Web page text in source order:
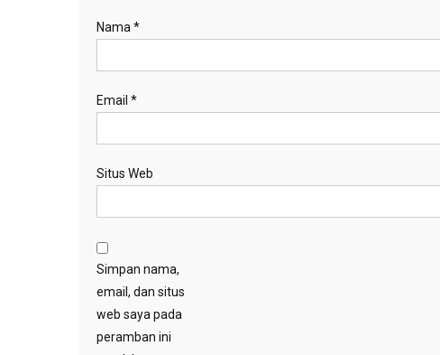
Nama *
Email *
Situs Web
Simpan nama,
email, dan situs
web saya pada
peramban ini